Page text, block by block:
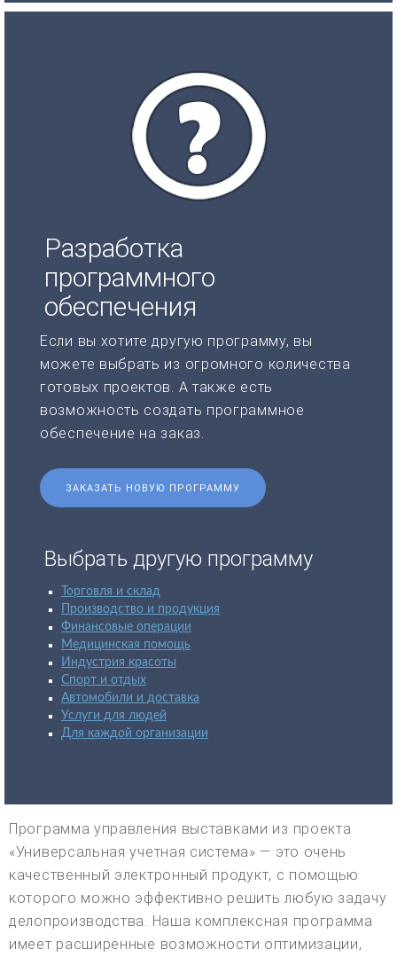
Разработка
программного
обеспечения
Если вы хотите другую программу, вы
можете выбрать из огромного количества
готовых проектов. А также есть
возможность создать программное
обеспечение на заказ.
ЗАКАЗАТЬ НОВУЮ ПРОГРАММУ
Выбрать другую программу
Торговля и склад
Производство и продукция
Финансовые операции
Медицинская помощь
Индустрия красоты
Спорт и отдых
Автомобили и доставка
Услуги для людей
Для каждой организации
Программа управления выставками из проекта
«Универсальная учетная система» — это очень
качественный электронный продукт, с помощью
которого можно эффективно решить любую задачу
делопроизводства. Наша комплексная программа
имеет расширенные возможности оптимизации,